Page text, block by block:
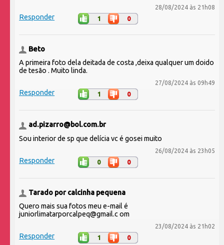
28/08/2024 às 21h08
Responder 1 0
Beto
A primeira foto dela deitada de costa ,deixa qualquer um doido
de tesão . Muito linda.
27/08/2024 às 09h49
Responder 1 0
ad.pizarro@bol.com.br
Sou interior de sp que delícia vc é gosei muito
26/08/2024 às 23h05
Responder 0 0
Tarado por calcinha pequena
Quero mais sua fotos meu e-mail é
juniorlimatarporcalpeq@gmail.c om
23/08/2024 às 21h02
Responder 1 0